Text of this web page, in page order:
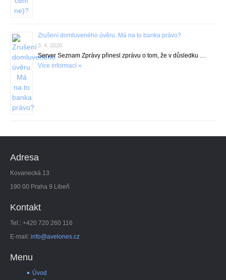
Zrušení domluveného úvěru. Má na to banka právo?
3. 4. 2020
Server Seznam Zprávy přinesl zprávu o tom, že v důsledku …
Více informací »
Adresa
Kovanecká 13
190 00 Praha 9 Libeň
Kontakt
Tel.: +420 720 260 116
E-mail: info@avelones.cz
Menu
Úvod